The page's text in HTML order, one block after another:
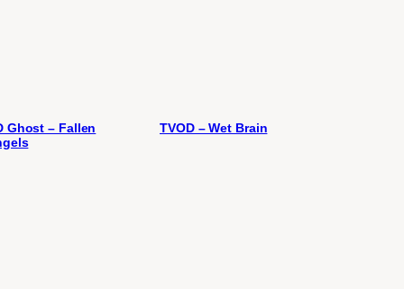
Ghost – Fallen
TVOD – Wet Brain